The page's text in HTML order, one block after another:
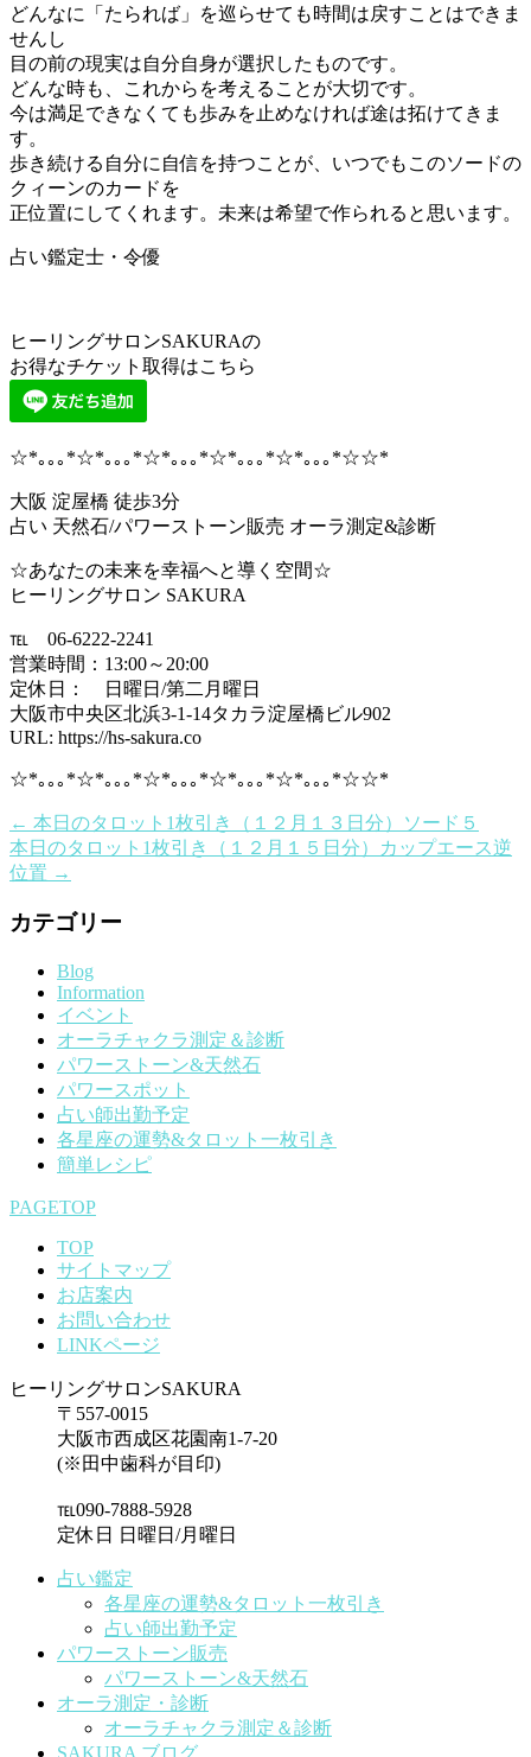
どんなに「たられば」を巡らせても時間は戻すことはできま
せんし
目の前の現実は自分自身が選択したものです。
どんな時も、これからを考えることが大切です。
今は満足できなくても歩みを止めなければ途は拓けてきま
す。
歩き続ける自分に自信を持つことが、いつでもこのソードの
クィーンのカードを
正位置にしてくれます。未来は希望で作られると思います。
占い鑑定士・令優
ヒーリングサロンSAKURAの
お得なチケット取得はこちら
☆*｡｡｡*☆*｡｡｡*☆*｡｡｡*☆*｡｡｡*☆*｡｡｡*☆☆*
大阪 淀屋橋 徒歩3分
占い 天然石/パワーストーン販売 オーラ測定&診断
☆あなたの未来を幸福へと導く空間☆
ヒーリングサロン SAKURA
℡ 06-6222-2241
営業時間：13:00～20:00
定休日： 日曜日/第二月曜日
大阪市中央区北浜3-1-14タカラ淀屋橋ビル902
URL: https://hs-sakura.co
☆*｡｡｡*☆*｡｡｡*☆*｡｡｡*☆*｡｡｡*☆*｡｡｡*☆☆*
← 本日のタロット1枚引き（１２月１３日分）ソード５
本日のタロット1枚引き（１２月１５日分）カップエース逆
位置 →
カテゴリー
Blog
Information
イベント
オーラチャクラ測定＆診断
パワーストーン&天然石
パワースポット
占い師出勤予定
各星座の運勢&タロット一枚引き
簡単レシピ
PAGETOP
TOP
サイトマップ
お店案内
お問い合わせ
LINKページ
ヒーリングサロンSAKURA
〒557-0015
大阪市西成区花園南1-7-20
(※田中歯科が目印)
℡090-7888-5928
定休日 日曜日/月曜日
占い鑑定
各星座の運勢&タロット一枚引き
占い師出勤予定
パワーストーン販売
パワーストーン&天然石
オーラ測定・診断
オーラチャクラ測定＆診断